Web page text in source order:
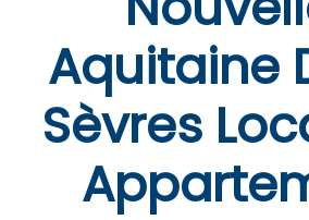
Aquitaine
Sèvres